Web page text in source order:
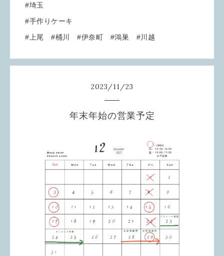
#埼玉
#手作りケーキ
#上尾 #桶川 #伊奈町 #鴻巣 #川越
2023/11/23
年末年始の営業予定